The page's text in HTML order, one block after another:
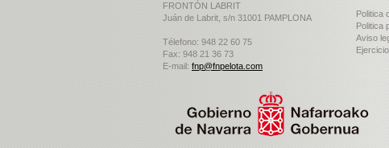
FRONTÓN LABRIT
Juán de Labrit, s/n 31001 PAMPLONA
Télefono: 948 22 60 75
Fax: 948 21 36 73
E-mail: fnp@fnpelota.com
Politica
Politica
Aviso